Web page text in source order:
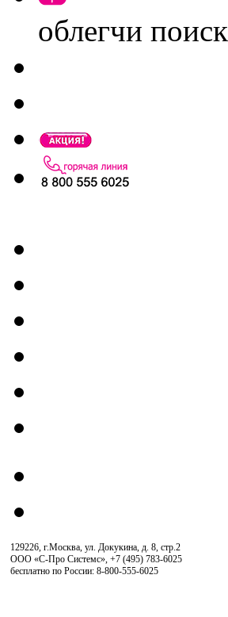
облегчи поиск
129226, г.Москва, ул. Докукина, д. 8, стр.2
ООО «С-Про Системс», +7 (495) 783-6025
бесплатно по России: 8-800-555-6025